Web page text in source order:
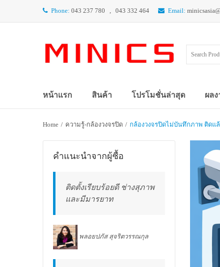
Phone: 043 237 780 , 043 332 464 Email:
หน้าแรก สินค้า โปรโมชั่นล่าสุด ผล
Home / ความรู้-กล้องวงจรปิด / กล้องวงจรปิดไม่บันทึกภาพ ติดแ
คำแนะนำจากผู้ซื้อ
ติดตั้งเรียบร้อยดี ช่างสุภาพ
และมีมารยาท
พลอยปภัส สุจริตวรรณกุล